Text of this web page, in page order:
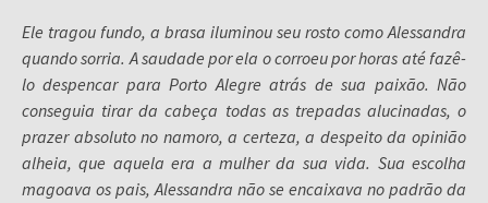
Ele tragou fundo, a brasa iluminou seu rosto como Alessandra
quando sorria. A saudade por ela o corroeu por horas até fazê-
lo despencar para Porto Alegre atrás de sua paixão. Não
conseguia tirar da cabeça todas as trepadas alucinadas, o
prazer absoluto no namoro, a certeza, a despeito da opinião
alheia, que aquela era a mulher da sua vida. Sua escolha
magoava os pais, Alessandra não se encaixava no padrão da